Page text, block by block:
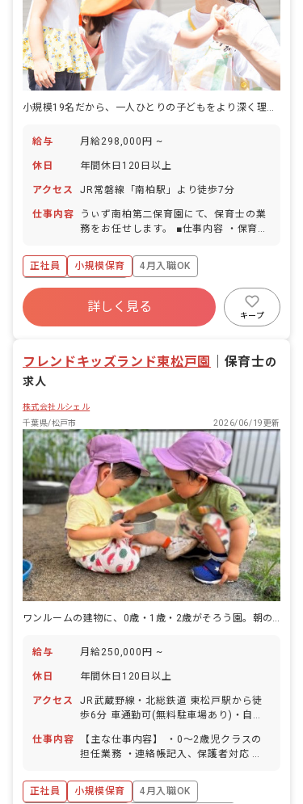
小規模19名だから、一人ひとりの子どもをより深く理解できる。
給与 月給298,000円 ~
休日 年間休日120日以上
アクセス JR常磐線「南柏駅」より徒歩7分
仕事内容
うぃず南柏第二保育園にて、保育士の業
務をお任せします。 ■仕事内容 ・保育園
は研修だけではなく、新人さん向けのメ
ンター制度も整えています。取り組みの
1つとして、園長先生のほかに「エリア
園長」が各園を定期的に巡回していま
す。カウンセラーの様な立場として、お
仕事の悩みだけでなくプライベートの事
正社員 小規模保育
4月入職OK
年間休日120日以上
寮・住宅・家賃補助あり
社会保険完備
昇給昇進あり
詳しく見る
キープ
フレンドキッズランド東松戸園 保育士の
求人
株式会社ルシェル
千葉県/松戸市
2026/06/19更新
給与 月給250,000円 ~
休日 年間休日120日以上
アクセス
JR武蔵野線・北総鉄道 東松戸駅から徒
歩6分 車通勤可(無料駐車場あり)・自転
仕事内容
【主な仕事内容】 ・0〜2歳児クラスの
担任業務 ・連絡帳記入、保護者対応 ・
作成(スタッフ皆で分担) ・登園・降園時
の保護者対応 ・園内行事の企画運営
正社員 小規模保育
4月入職OK